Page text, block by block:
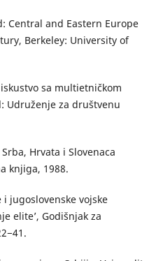
Central and Eastern Europe
Berkeley: University of
sa multietničkom
Udruženje za društvenu
Hrvata i Slovenaca
knjiga, 1988.
i jugoslovenske vojske
elite’, Godišnjak za